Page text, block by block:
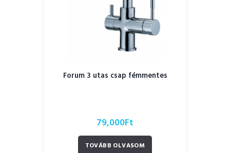
Forum 3 utas csap fémmentes
79,000Ft
TOVÁBB OLVASOM